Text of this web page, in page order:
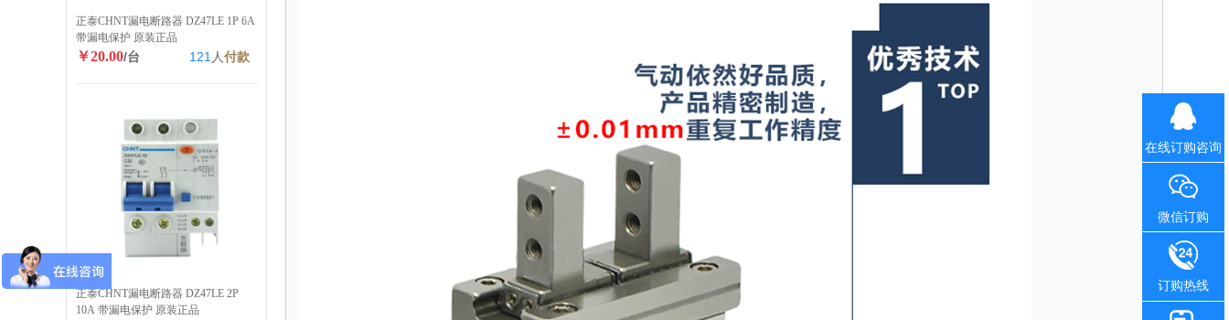
正泰CHNT漏电断路器 DZ47LE 1P 6A
带漏电保护 原装正品
￥20.00/台 121 人付款
正泰CHNT漏电断路器 DZ47LE 2P
10A 带漏电保护 原装正品
在线订购咨询
微信订购
订购热线